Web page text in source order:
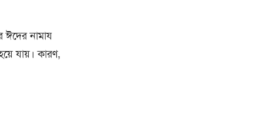
নামায
যায়। কারণ,